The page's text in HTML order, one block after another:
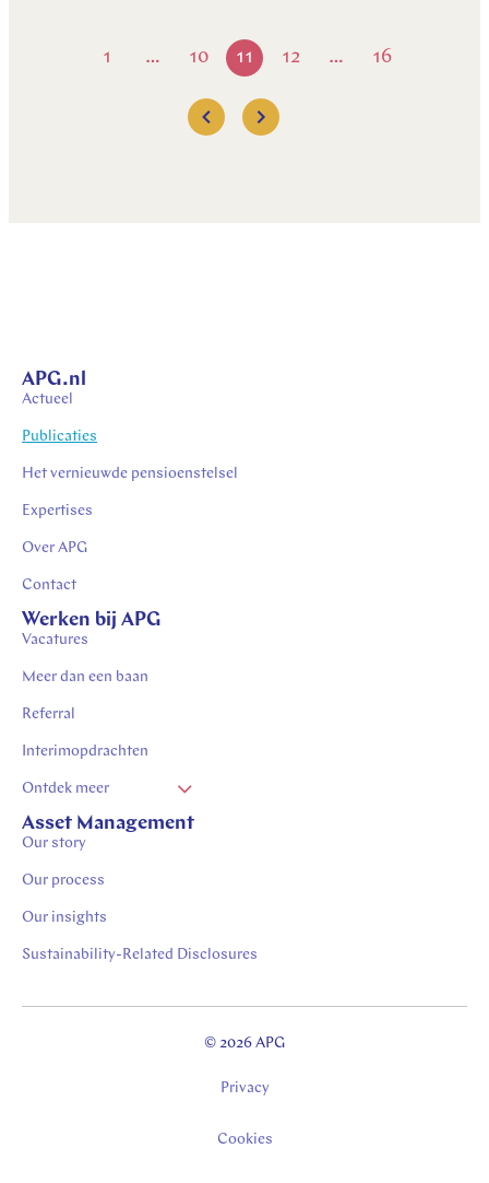
1 … 10 11 12 … 16
APG.nl
Actueel
Publicaties
Het vernieuwde pensioenstelsel
Expertises
Over APG
Contact
Werken bij APG
Vacatures
Meer dan een baan
Referral
Interimopdrachten
Ontdek meer
Vacatures Zuid Limburg
Stages in Zuid-Limburg
Asset Management
Our story
Our process
Our insights
Sustainability-Related Disclosures
© 2026 APG
Privacy
Cookies